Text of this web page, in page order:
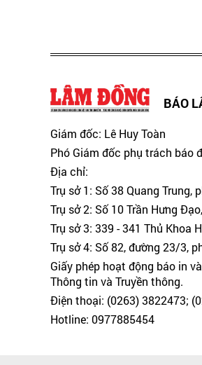
BÁO
Giám đốc: Lê Huy Toàn
Phó Giám đốc phụ trách báo
Địa chỉ:
Trụ sở 1: Số 38 Quang
Trụ sở 2: Số 10 Trần Hưng
Trụ sở 3: 339 - 341 Thủ Khoa
Trụ sở 4: Số 82, đường 23/3,
Giấy phép hoạt động báo in
Thông tin và Truyền thông.
Điện thoại: (0263) 3822473;
Hotline: 0977885454